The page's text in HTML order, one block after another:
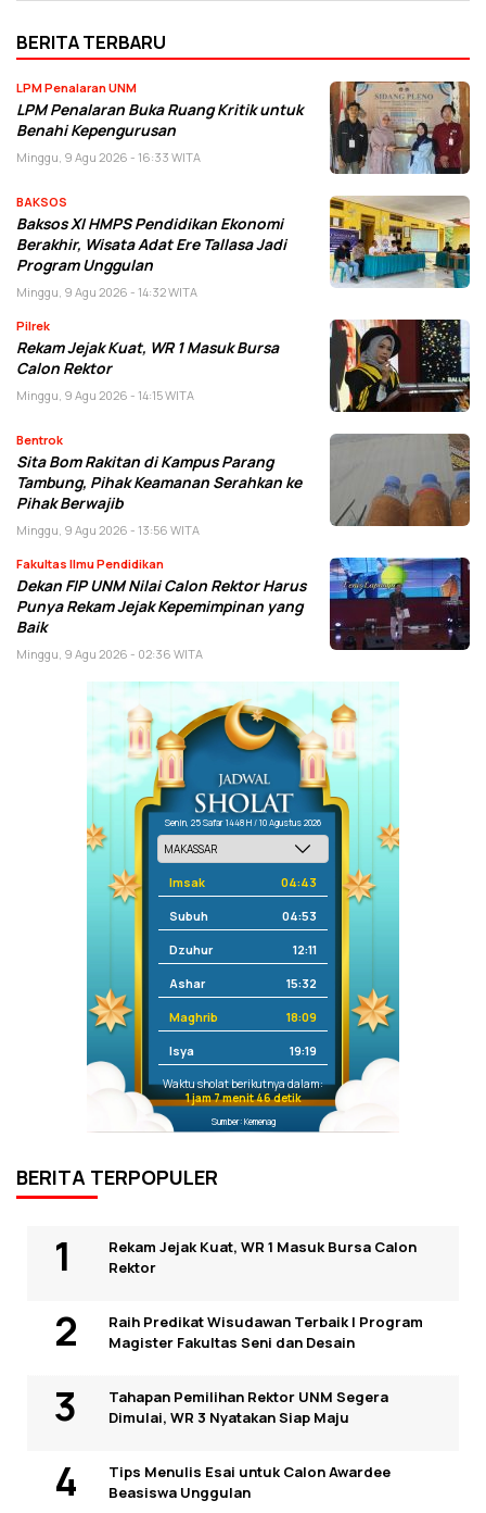
BERITA TERBARU
LPM Penalaran UNM
LPM Penalaran Buka Ruang Kritik untuk
Benahi Kepengurusan
Minggu, 9 Agu 2026 - 16:33 WITA
BAKSOS
Baksos XI HMPS Pendidikan Ekonomi
Berakhir, Wisata Adat Ere Tallasa Jadi
Program Unggulan
Minggu, 9 Agu 2026 - 14:32 WITA
Pilrek
Rekam Jejak Kuat, WR 1 Masuk Bursa
Calon Rektor
Minggu, 9 Agu 2026 - 14:15 WITA
Bentrok
Sita Bom Rakitan di Kampus Parang
Tambung, Pihak Keamanan Serahkan ke
Pihak Berwajib
Minggu, 9 Agu 2026 - 13:56 WITA
Fakultas Ilmu Pendidikan
Dekan FIP UNM Nilai Calon Rektor Harus
Punya Rekam Jejak Kepemimpinan yang
Baik
Minggu, 9 Agu 2026 - 02:36 WITA
Senin, 25 Safar 1448 H / 10 Agustus 2026
Imsak 04:43
Subuh 04:53
Dzuhur 12:11
Ashar 15:32
Maghrib 18:09
Isya 19:19
Waktu sholat berikutnya dalam:
1 jam 7 menit 46 detik
Sumber: Kemenag
BERITA TERPOPULER
Rekam Jejak Kuat, WR 1 Masuk Bursa Calon
Rektor
Raih Predikat Wisudawan Terbaik I Program
Magister Fakultas Seni dan Desain
Tahapan Pemilihan Rektor UNM Segera
Dimulai, WR 3 Nyatakan Siap Maju
Tips Menulis Esai untuk Calon Awardee
Beasiswa Unggulan